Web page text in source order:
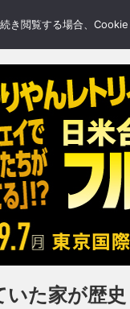
た家が歴史
閲覧する場合、Cookie